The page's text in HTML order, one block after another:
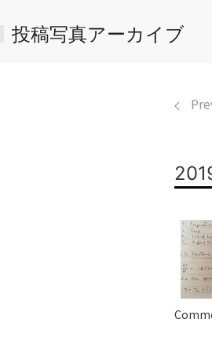
投稿写真アーカイブ